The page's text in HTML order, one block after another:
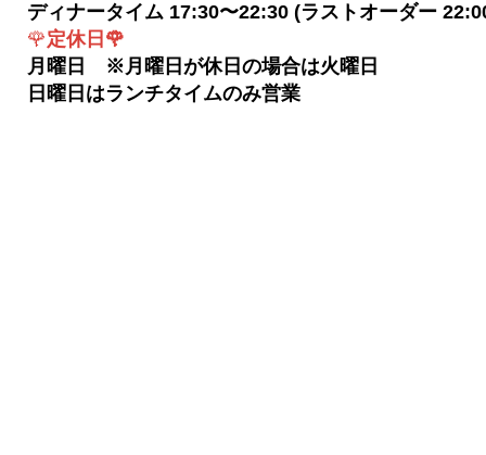
ディナータイム 17:30〜22:30 (ラストオーダー
🌹定休日🌹
月曜日 ※月曜日が休日の場合は火曜日
​日曜日はランチタイムのみ営業